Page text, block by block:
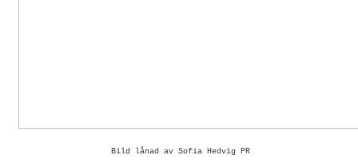
Bild lånad av Sofia Hedvig PR